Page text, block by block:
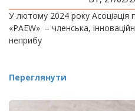
У лютому 2024 року Асоціація
«PAEW» – членська,
неприбу
Переглянути